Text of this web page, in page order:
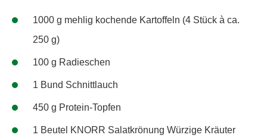
1000 g mehlig kochende Kartoffeln (4 Stück à ca.
250 g)
100 g Radieschen
1 Bund Schnittlauch
450 g Protein-Topfen
1 Beutel KNORR Salatkrönung Würzige Kräuter